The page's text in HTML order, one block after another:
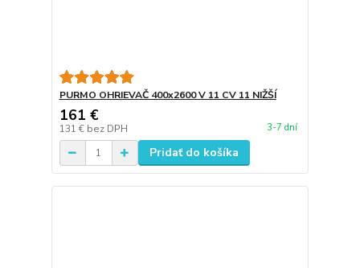
PURMO OHRIEVAČ 400x2600 V 11 CV 11 NIŽŠÍ
161 €
131 € bez DPH 3-7 dní
Pridať do košíka